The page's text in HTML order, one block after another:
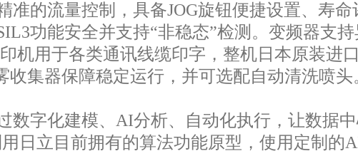
准的流量控制，具备JOG旋钮便捷设置、寿
功能安全并支持“非稳态”检测。变频器支
机用于各类通讯线缆印字，整机日本原装进
集器保障稳定运行，并可选配自动清洗喷头
字化建模、AI分析、自动化执行，让数据
日立目前拥有的算法功能原型，使用定制的